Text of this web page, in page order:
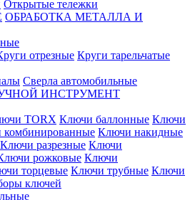
Открытые тележки
ОБРАБОТКА МЕТАЛЛА И
отрезные Круги тарельчатые
Сверла автомобильные
ИНСТРУМЕНТ
TORX Ключи баллонные Ключи
Ключи накидные
Ключи разрезные Ключи
рожковые Ключи
торцевые Ключи трубные Ключи
ключей